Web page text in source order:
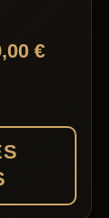
€Plage
124,00 €